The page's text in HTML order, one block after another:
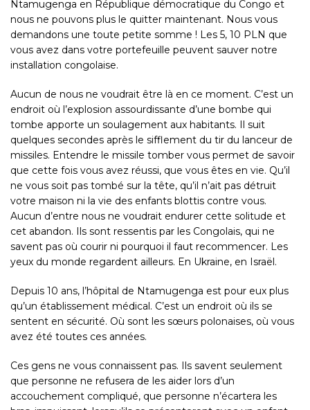
Ntamugenga en République démocratique du Congo et
nous ne pouvons plus le quitter maintenant. Nous vous
demandons une toute petite somme ! Les 5, 10 PLN que
vous avez dans votre portefeuille peuvent sauver notre
installation congolaise.
Aucun de nous ne voudrait être là en ce moment. C’est un
endroit où l’explosion assourdissante d’une bombe qui
tombe apporte un soulagement aux habitants. Il suit
quelques secondes après le sifflement du tir du lanceur de
missiles. Entendre le missile tomber vous permet de savoir
que cette fois vous avez réussi, que vous êtes en vie. Qu’il
ne vous soit pas tombé sur la tête, qu’il n’ait pas détruit
votre maison ni la vie des enfants blottis contre vous.
Aucun d’entre nous ne voudrait endurer cette solitude et
cet abandon. Ils sont ressentis par les Congolais, qui ne
savent pas où courir ni pourquoi il faut recommencer. Les
yeux du monde regardent ailleurs. En Ukraine, en Israël.
Depuis 10 ans, l’hôpital de Ntamugenga est pour eux plus
qu’un établissement médical. C’est un endroit où ils se
sentent en sécurité. Où sont les sœurs polonaises, où vous
avez été toutes ces années.
Ces gens ne vous connaissent pas. Ils savent seulement
que personne ne refusera de les aider lors d’un
accouchement compliqué, que personne n’écartera les